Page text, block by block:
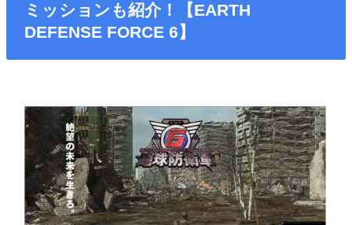
ミッションも紹介！【EARTH
DEFENSE FORCE 6】